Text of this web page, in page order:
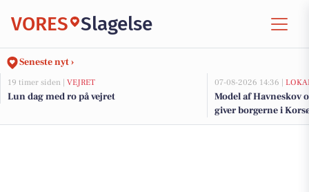
VORES Slagelse
Seneste nyt ›
19 timer siden | VEJRET
Lun dag med ro på vejret
07-08-2026 14:36 |
Model af Havneskov
giver borgerne i
kommende projekt